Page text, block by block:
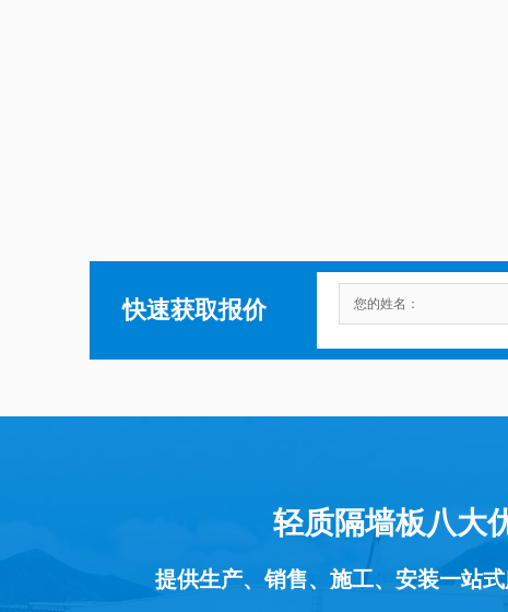
快速获取报价
轻质隔墙板八大
提供生产、销售、施工、安装一站